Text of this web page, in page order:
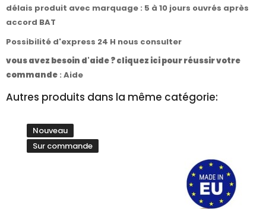
délais produit avec marquage : 5 à 10 jours ouvrés après
accord BAT
Possibilité d'express 24 H nous consulter
vous avez besoin d'aide ? cliquez ici pour réussir votre
commande : Aide
Autres produits dans la même catégorie:
Nouveau
Sur commande